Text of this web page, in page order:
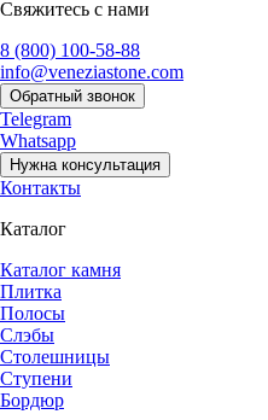
Свяжитесь с нами
8 (800) 100-58-88
info@veneziastone.com
Обратный звонок
Telegram
Whatsapp
Нужна консультация
Контакты
Каталог
Каталог камня
Плитка
Полосы
Слэбы
Столешницы
Ступени
Бордюр